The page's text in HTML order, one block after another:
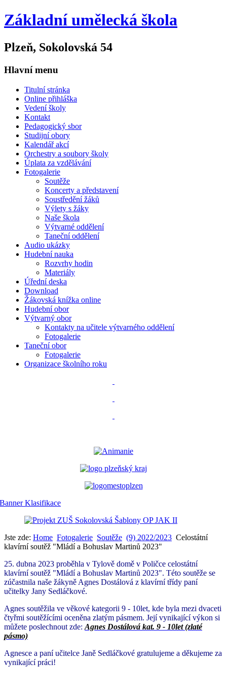
Základní umělecká škola
Plzeň, Sokolovská 54
Hlavní menu
Titulní stránka
Online přihláška
Vedení školy
Kontakt
Pedagogický sbor
Studijní obory
Kalendář akcí
Orchestry a soubory školy
Úplata za vzdělávání
Fotogalerie
Soutěže
Koncerty a představení
Soustředění žáků
Výlety s žáky
Naše škola
Výtvarné oddělení
Taneční oddělení
Audio ukázky
Hudební nauka
Rozvrhy hodin
Materiály
Úřední deska
Download
Žákovská knížka online
Hudební obor
Výtvarný obor
Kontakty na učitele výtvarného oddělení
Fotogalerie
Taneční obor
Fotogalerie
Organizace školního roku
Jste zde: Home Fotogalerie Soutěže (9) 2022/2023 Celostátní
klavírní soutěž "Mládí a Bohuslav Martinů 2023"
25. dubna 2023 proběhla v Tylově domě v Poličce celostátní
klavírní soutěž "Mládí a Bohuslav Martinů 2023". Této soutěže se
zúčastnila naše žákyně Agnes Dostálová z klavírní třídy paní
učitelky Jany Sedláčkové.
Agnes soutěžila ve věkové kategorii 9 - 10let, kde byla mezi dvaceti
čtyřmi soutěžícími oceněna zlatým pásmem. Její vynikající výkon si
můžete poslechnout zde: Agnes Dostálová kat. 9 - 10let (zlaté
pásmo)
Agnesce a paní učitelce Janě Sedláčkové gratulujeme a děkujeme za
vynikající práci!